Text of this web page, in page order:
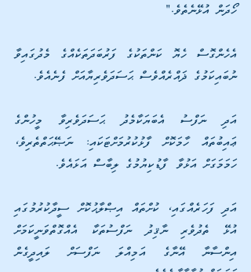
ހޯދަން އުޅޭނެތެވެ."
އެހެންގޮސް ހެޔޮ ކަންތަކުގެ ފަރުބަދަތަކެއްގެ މެދުގައިވާ
ނުބައިކަމުގެ ޛައްރެއްވެސް ޙަސަދަވެރިޔާއަށް ފެނެއެވެ.
ހަމަމަގަށް އަޅުވާ ފާޑުކިޔުމުގެ ލިބާސް އަޅައެވެ.
އުޅޭ ތެދުވެރި ނާޤިދު ނަފްސުތަކާ އެއްގޮތްވަނީކަމަށް
އިންސާނާ އޭނާގެ އަމިއްލަ ނަފްސަށް ލައިދީގެން